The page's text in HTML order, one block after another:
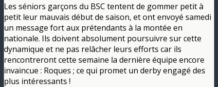
Les séniors garçons du BSC tentent de gommer petit à
petit leur mauvais début de saison, et ont envoyé samedi
un message fort aux prétendants à la montée en
nationale. Ils doivent absolument poursuivre sur cette
dynamique et ne pas relâcher leurs efforts car ils
rencontreront cette semaine la dernière équipe encore
invaincue : Roques ; ce qui promet un derby engagé des
plus intéressants !